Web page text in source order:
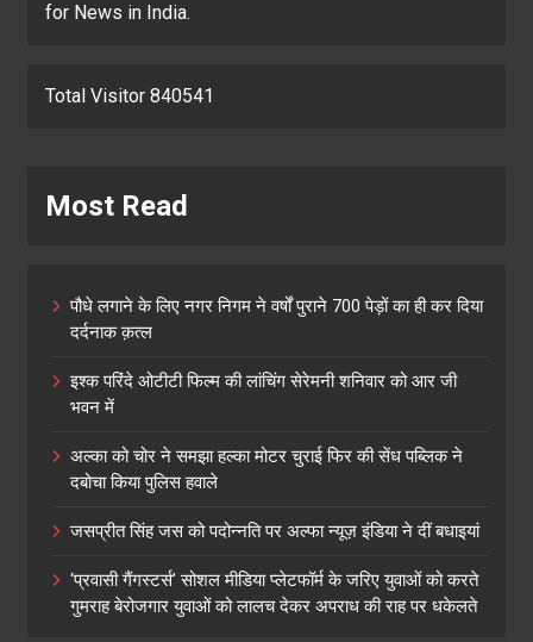
for News in India.
Total Visitor 840541
Most Read
पौधे लगाने के लिए नगर निगम ने वर्षों पुराने 700 पेड़ों का ही कर दिया
दर्दनाक क़त्ल
इश्क परिंदे ओटीटी फिल्म की लांचिंग सेरेमनी शनिवार को आर जी
भवन में
अल्का को चोर ने समझा हल्का मोटर चुराई फिर की सेंध पब्लिक ने
दबोचा किया पुलिस हवाले
जसप्रीत सिंह जस को पदोन्नति पर अल्फा न्यूज़ इंडिया ने दीं बधाइयां
‘प्रवासी गैंगस्टर्स’ सोशल मीडिया प्लेटफॉर्म के जरिए युवाओं को करते
गुमराह बेरोजगार युवाओं को लालच देकर अपराध की राह पर धकेलते